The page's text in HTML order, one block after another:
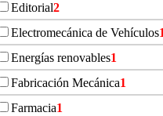
Editorial2
Electromecánica de Vehículos1
Energías renovables1
Fabricación Mecánica1
Farmacia1